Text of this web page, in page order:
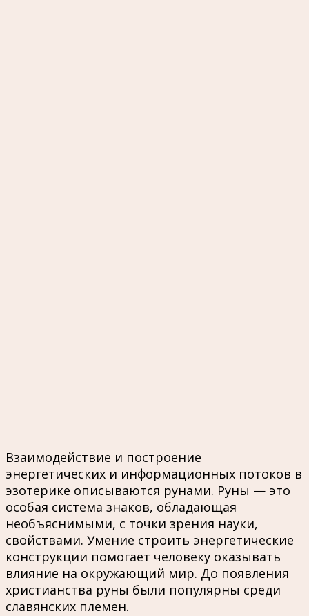
Взаимодействие и построение
энергетических и информационных потоков в
эзотерике описываются рунами. Руны — это
особая система знаков, обладающая
необъяснимыми, с точки зрения науки,
свойствами. Умение строить энергетические
конструкции помогает человеку оказывать
влияние на окружающий мир. До появления
христианства руны были популярны среди
славянских племен.